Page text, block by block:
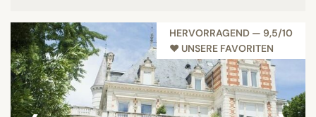
HERVORRAGEND — 9,5/10
♥︎ UNSERE FAVORITEN